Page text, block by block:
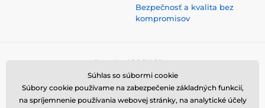
Bezpečnosť a kvalita bez
kompromisov
Súhlas so súbormi cookie
Súbory cookie používame na zabezpečenie základných funkcií,
na spríjemnenie používania webovej stránky, na analytické účely